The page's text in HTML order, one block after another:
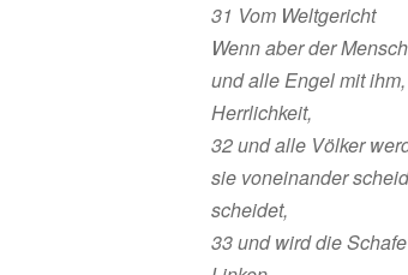
31 Vom Weltgericht
Wenn aber der
und alle Engel mit
Herrlichkeit,
32 und alle Völker
sie voneinander
scheidet,
33 und wird die